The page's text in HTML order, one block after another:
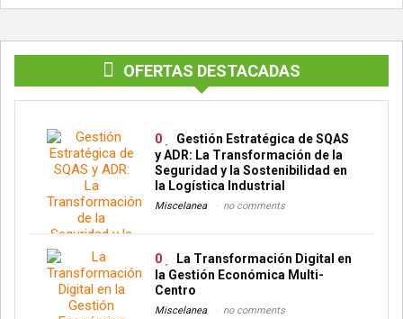
OFERTAS DESTACADAS
0
Gestión Estratégica de SQAS
y ADR: La Transformación de la
Seguridad y la Sostenibilidad en
la Logística Industrial
Miscelanea no comments
0
La Transformación Digital en
la Gestión Económica Multi-
Centro
Miscelanea no comments